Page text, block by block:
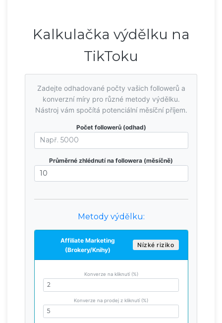
Kalkulačka výdělku na
TikToku
Zadejte odhadované počty vašich followerů a
konverzní míry pro různé metody výdělku.
Nástroj vám spočítá potenciální měsíční příjem.
Počet followerů (odhad)
Průměrné zhlédnutí na followera (měsíčně)
Metody výdělku:
Affiliate Marketing
(Brokery/Knihy)
Nízké riziko
Konverze na kliknutí (%)
Konverze na prodej z kliknutí (%)